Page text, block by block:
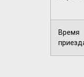
Время